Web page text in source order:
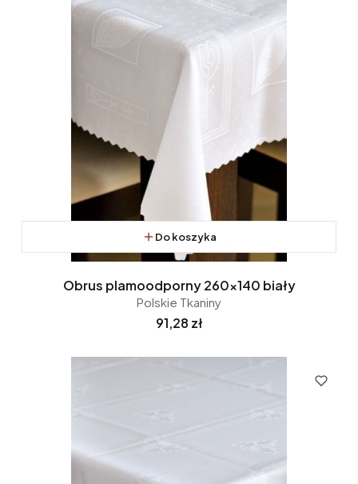
Do koszyka
Obrus plamoodporny 260x140 biały
Polskie Tkaniny
Cena
91,28 zł